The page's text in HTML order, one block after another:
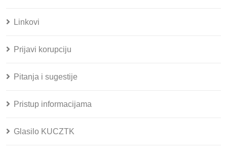
Linkovi
Prijavi korupciju
Pitanja i sugestije
Pristup informacijama
Glasilo KUCZTK